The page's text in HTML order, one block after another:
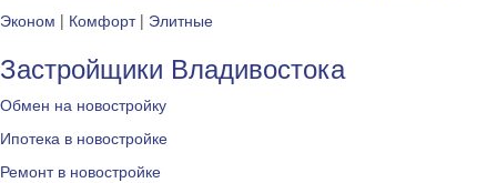
Эконом | Комфорт| Элитные
Застройщики Владивостока
Обмен на новостройку
Ипотека в новостройке
Ремонт в новостройке